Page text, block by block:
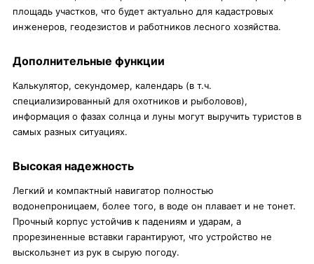
площадь участков, что будет актуально для кадастровых
инженеров, геодезистов и работников лесного хозяйства.
Дополнительные функции
Калькулятор, секундомер, календарь (в т.ч.
специализированный для охотников и рыболовов),
информация о фазах солнца и луны могут выручить туристов в
самых разных ситуациях.
Высокая надежность
Легкий и компактный навигатор полностью
водонепроницаем, более того, в воде он плавает и не тонет.
Прочный корпус устойчив к падениям и ударам, а
прорезиненные вставки гарантируют, что устройство не
выскользнет из рук в сырую погоду.